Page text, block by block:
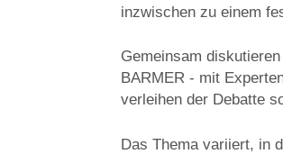
inzwischen zu einem
Gemeinsam
BARMER - mit
verleihen der Debatte
Das Thema variiert, in